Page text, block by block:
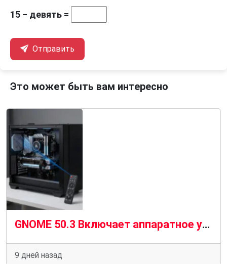
15 − девять =
Отправить
Это может быть вам интересно
GNOME 50.3 Включает аппаратное ускорение удаленного рабочего стола для графических процессоров AMD
9 дней назад